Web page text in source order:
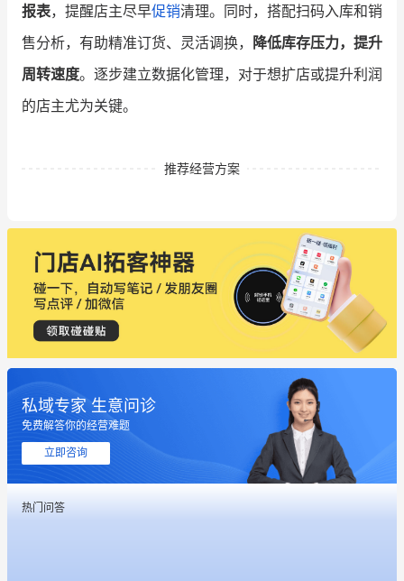
报表，提醒店主尽早促销清理。同时，搭配扫码入库和销
售分析，有助精准订货、灵活调换， 降低库存压力，提升
周转速度。逐步建立数据化管理，对于想扩店或提升利润
的店主尤为关键。
推荐经营方案
私域专家 生意问诊
免费解答你的经营难题
立即咨询
热门问答
这个营销策划案例推荐大家看一下
用有赞就能在微信、小红书同时经营了
餐饮也得靠私域和服务提高竞争力